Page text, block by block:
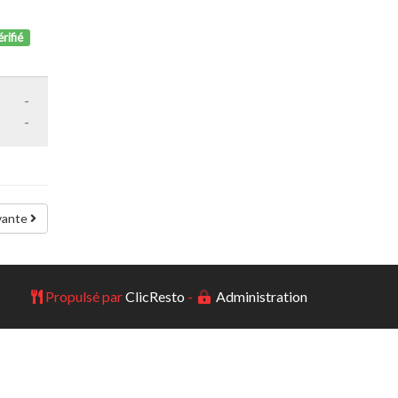
-
-
Propulsé parClicResto - Administration